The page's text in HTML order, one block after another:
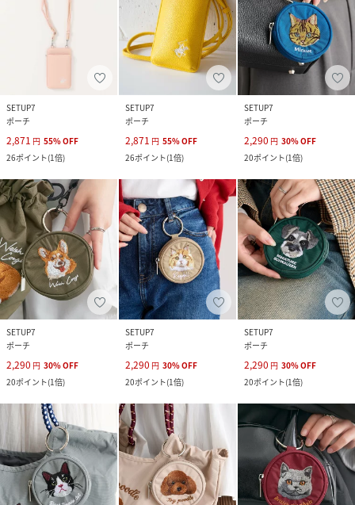
SETUP7
ポーチ
2,871 円 55%OFF
26ポイント(1倍)
SETUP7
ポーチ
2,871 円 55%OFF
26ポイント(1倍)
SETUP7
ポーチ
2,290 円 30%OFF
20ポイント(1倍)
SETUP7
ポーチ
2,290 円 30%OFF
20ポイント(1倍)
SETUP7
ポーチ
2,290 円 30%OFF
20ポイント(1倍)
SETUP7
ポーチ
2,290 円 30%OFF
20ポイント(1倍)